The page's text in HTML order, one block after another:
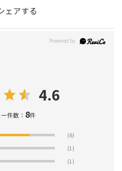
ェアする
4.6
件数： 8件
(6)
(1)
(1)